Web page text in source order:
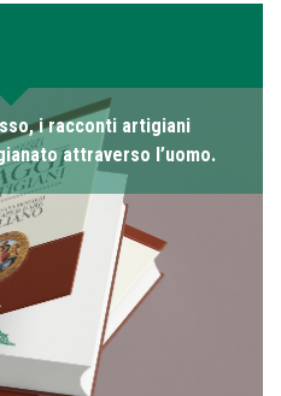
i racconti artigiani
attraverso l’uomo.